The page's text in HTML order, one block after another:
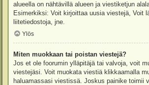
alueella on nähtävillä alueen ja viestiketjun
Esimerkiksi: Voit kirjoittaa uusia viestejä, Voit
liitetiedostoja, jne.
Ylös
Miten muokkaan tai poistan viestejä?
Jos et ole foorumin ylläpitäjä tai valvoja, voit
viestejäsi. Voit muokata viestiä klikkaamalla
haluamassasi viestissä. Joskus painike toimii